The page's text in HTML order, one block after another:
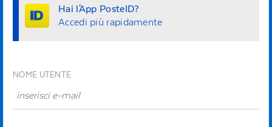
Hai l'App PosteID?
Accedi più rapidamente
NOME UTENTE